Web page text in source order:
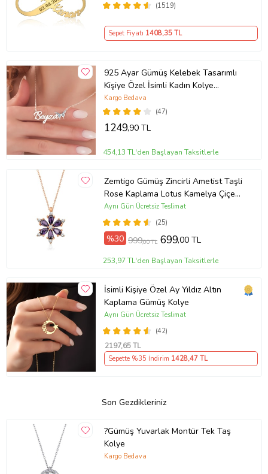
(1519)
Sepet Fiyatı 1408,35 TL
925 Ayar Gümüş Kelebek Tasarımlı
Kişiye Özel İsimli Kadın Kolye
Anneye Hediye,Sevgiliye
Hediye,Arkadaşa Hediye,Doğum
Günü Hediyesi,Eşe Hediye
(47)
Kargo Bedava
1249,90 TL
454,13 TL'den Başlayan Taksitlerle
Zemtigo Gümüş Zincirli Ametist Taşli
Rose Kaplama Lotus Kamelya Çiçeği
Kolye
(25)
Aynı Gün Ücretsiz Teslimat
%30 999,00 TL 699,00 TL
253,97 TL'den Başlayan Taksitlerle
İsimli Kişiye Özel Ay Yıldız Altın
Kaplama Gümüş Kolye
(42)
Aynı Gün Ücretsiz Teslimat
2197,65 TL
Sepette %35 İndirim 1428,47 TL
Son Gezdikleriniz
?Gümüş Yuvarlak Montür Tek Taş
Kolye
Kargo Bedava